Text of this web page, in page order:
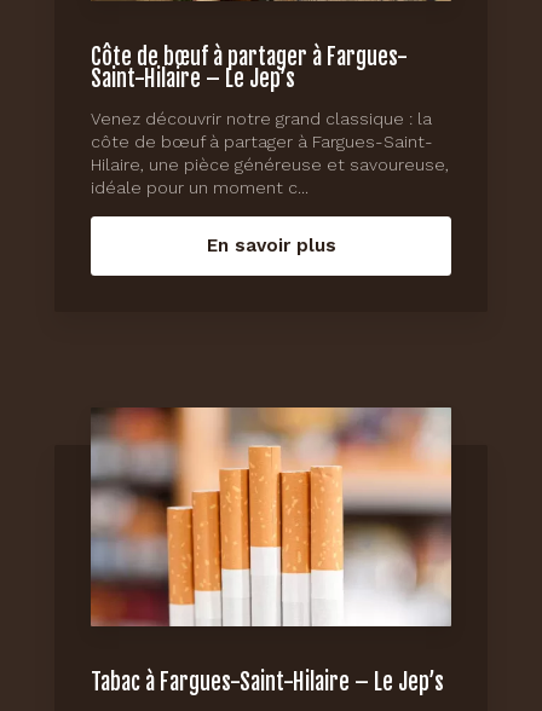
Côte de bœuf à partager à Fargues-
Saint-Hilaire – Le Jep’s
Venez découvrir notre grand classique : la
côte de bœuf à partager à Fargues-Saint-
Hilaire, une pièce généreuse et savoureuse,
idéale pour un moment c...
En savoir plus
Tabac à Fargues-Saint-Hilaire – Le Jep’s